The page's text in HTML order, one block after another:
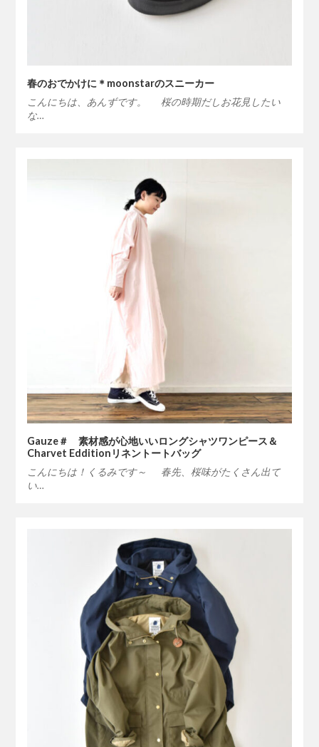
春のおでかけに＊moonstarのスニーカー
こんにちは、あんずです。 桜の時期だしお花見したい
な…
Gauze＃ 素材感が心地いいロングシャツワンピース＆
Charvet Edditionリネントートバッグ
こんにちは！くるみです～ 春先、桜味がたくさん出て
い…